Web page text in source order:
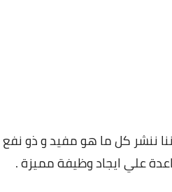
ننشر كل ما هو مفيد و ذو
علي ايجاد وظيفة مميزة .